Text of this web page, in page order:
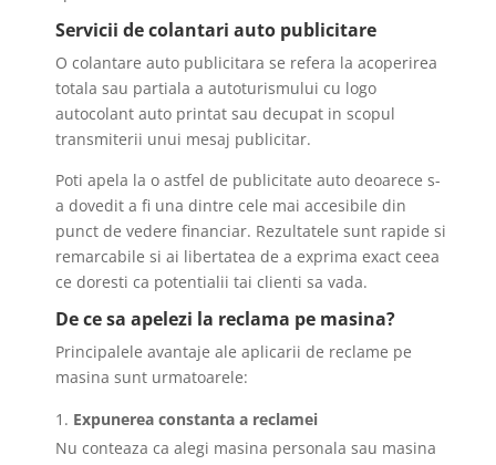
Servicii de colantari auto publicitare
O colantare auto publicitara se refera la acoperirea
totala sau partiala a autoturismului cu logo
autocolant auto printat sau decupat in scopul
transmiterii unui mesaj publicitar.
Poti apela la o astfel de publicitate auto deoarece s-
a dovedit a fi una dintre cele mai accesibile din
punct de vedere financiar. Rezultatele sunt rapide si
remarcabile si ai libertatea de a exprima exact ceea
ce doresti ca potentialii tai clienti sa vada.
De ce sa apelezi la reclama pe masina?
Principalele avantaje ale aplicarii de reclame pe
masina sunt urmatoarele:
Expunerea constanta a reclamei
Nu conteaza ca alegi masina personala sau masina